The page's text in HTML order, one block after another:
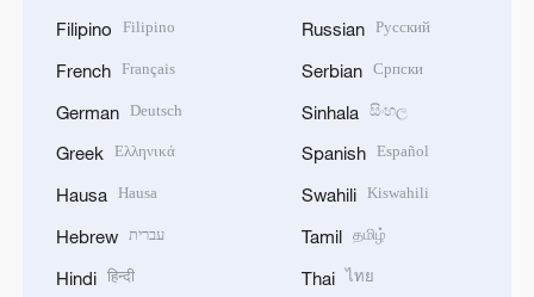
Filipino Filipino
French Français
German Deutsch
Greek Ελληνικά
Hausa Hausa
Hebrew עברית
Hindi हिन्दी
Russian Русский
Serbian Српски
Sinhala සිංහල
Spanish Español
Swahili Kiswahili
Tamil தமிழ்
Thai ไทย